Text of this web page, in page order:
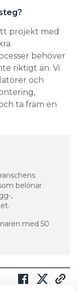
projekt med
behöver
riktigt än. Vi
och
ta fram en
belönar
,
med 50